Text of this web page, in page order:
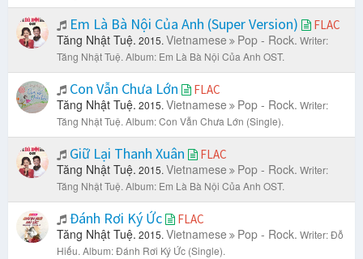
Em Là Bà Nội Của Anh (Super Version) FLAC
Tăng Nhật Tuệ. 2015. Vietnamese Pop - Rock. Writer:
Tăng Nhật Tuệ. Album: Em Là Bà Nội Của Anh OST.
Con Vẫn Chưa Lớn FLAC
Tăng Nhật Tuệ. 2015. Vietnamese Pop - Rock. Writer:
Tăng Nhật Tuệ. Album: Con Vẫn Chưa Lớn (Single).
Giữ Lại Thanh Xuân FLAC
Tăng Nhật Tuệ. 2015. Vietnamese Pop - Rock. Writer:
Tăng Nhật Tuệ. Album: Em Là Bà Nội Của Anh OST.
Đánh Rơi Ký Ức FLAC
Tăng Nhật Tuệ. 2015. Vietnamese Pop - Rock. Writer: Đỗ
Hiếu. Album: Đánh Rơi Ký Ức (Single).